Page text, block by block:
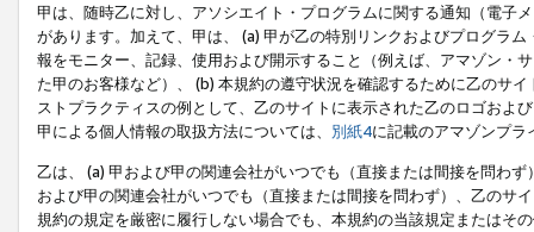
甲は、随時乙に対し、アソシエイト・プログラムに関する通知（電子
があります。加えて、甲は、 (a) 甲が乙の特別リンクおよびプログラ
報をモニター、記録、使用および開示すること（例えば、アマゾン・
た甲のお客様など）、 (b) 本規約の遵守状況を確認するために乙のサ
ストプラクティスの例として、乙のサイトに表示された乙のロゴおよ
甲による個人情報の取扱方法については、 別紙4に記載のアマゾンプ
乙は、 (a) 甲および甲の関連会社がいつでも（直接または間接を問わ
および甲の関連会社がいつでも（直接または間接を問わず）、乙のサ
規約の規定を厳密に履行しない場合でも、本規約の当該規定またはそ